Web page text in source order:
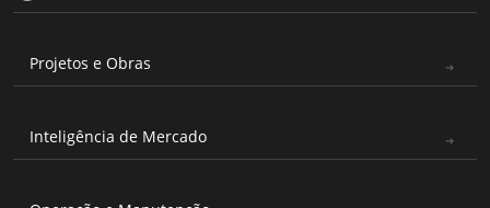
Projetos e Obras
Inteligência de Mercado